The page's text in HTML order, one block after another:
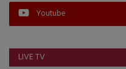
Youtube
LIVE TV